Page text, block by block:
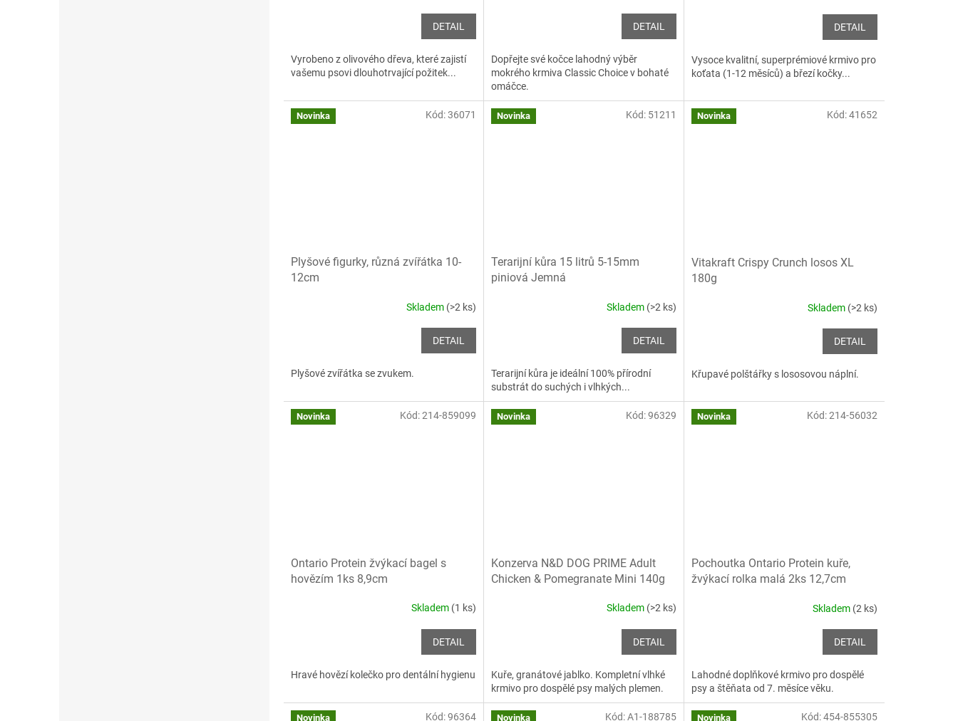
DETAIL
Vyrobeno z olivového dřeva, které zajistí
vašemu psovi dlouhotrvající požitek...
DETAIL
Dopřejte své kočce lahodný výběr
mokrého krmiva Classic Choice v bohaté
omáčce.
DETAIL
Vysoce kvalitní, superprémiové krmivo pro
koťata (1-12 měsíců) a březí kočky...
Novinka
Plyšové figurky, různá zvířátka 10-
12cm
Skladem (>2 ks)
DETAIL
Plyšové zvířátka se zvukem.
Kód:36071 Novinka
Terarijní kůra 15 litrů 5-15mm
piniová Jemná
Skladem (>2 ks)
DETAIL
Terarijní kůra je ideální 100% přírodní
substrát do suchých i vlhkých...
Kód: 51211 Novinka
Vitakraft Crispy Crunch losos XL
180g
Skladem (>2 ks)
DETAIL
Křupavé polštářky s lososovou náplní.
Kód:41652
Novinka
Ontario Protein žvýkací bagel s
hovězím 1ks 8,9cm
Skladem (1 ks)
DETAIL
Hravé hovězí kolečko pro dentální hygienu
Kód:214-859099 Novinka
Konzerva N&D DOG PRIME Adult
Chicken & Pomegranate Mini 140g
Skladem (>2 ks)
DETAIL
Kuře, granátové jablko. Kompletní vlhké
krmivo pro dospělé psy malých plemen.
Kód:96329 Novinka
Pochoutka Ontario Protein kuře,
žvýkací rolka malá 2ks 12,7cm
Skladem (2 ks)
DETAIL
Lahodné doplňkové krmivo pro dospělé
psy a štěňata od 7. měsíce věku.
Kód:214-56032
Novinka Kód:96364 Novinka Kód:A1-188785 Novinka Kód:454-855305